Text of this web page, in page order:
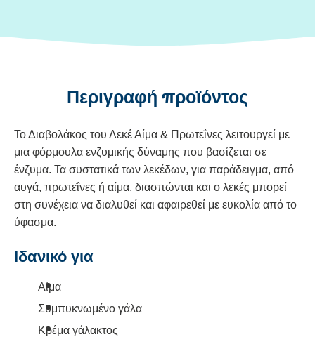
Περιγραφή προϊόντος
Το Διαβολάκος του Λεκέ Αίμα & Πρωτεΐνες λειτουργεί με
μια φόρμουλα ενζυμικής δύναμης που βασίζεται σε
ένζυμα. Τα συστατικά των λεκέδων, για παράδειγμα, από
αυγά, πρωτεΐνες ή αίμα, διασπώνται και ο λεκές μπορεί
στη συνέχεια να διαλυθεί και αφαιρεθεί με ευκολία από το
ύφασμα.
Ιδανικό για
Αίμα
Συμπυκνωμένο γάλα
Κρέμα γάλακτος